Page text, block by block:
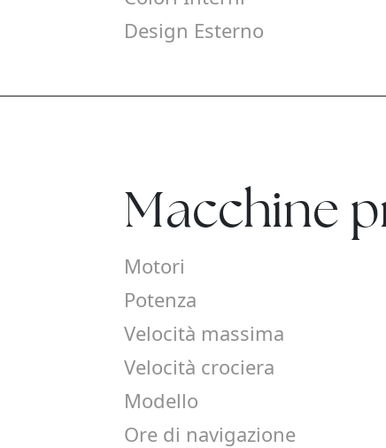
Design Esterno
Macchine
Motori
Potenza
Velocità massima
Velocità crociera
Modello
Ore di navigazione